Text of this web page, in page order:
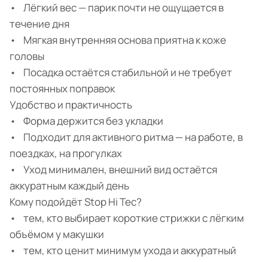
• Лёгкий вес — парик почти не ощущается в
течение дня
• Мягкая внутренняя основа приятна к коже
головы
• Посадка остаётся стабильной и не требует
постоянных поправок
Удобство и практичность
• Форма держится без укладки
• Подходит для активного ритма — на работе, в
поездках, на прогулках
• Уход минимален, внешний вид остаётся
аккуратным каждый день
Кому подойдёт Stop Hi Tec?
• тем, кто выбирает короткие стрижки с лёгким
объёмом у макушки
• тем, кто ценит минимум ухода и аккуратный